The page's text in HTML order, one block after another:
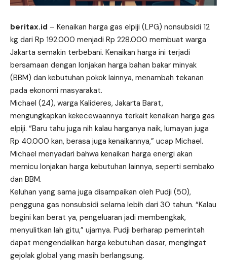
beritax.id – Kenaikan harga gas elpiji (LPG) nonsubsidi 12
kg dari Rp 192.000 menjadi Rp 228.000 membuat warga
Jakarta semakin terbebani. Kenaikan harga ini terjadi
bersamaan dengan lonjakan harga bahan bakar minyak
(BBM) dan kebutuhan pokok lainnya, menambah tekanan
pada ekonomi masyarakat.
Michael (24), warga Kalideres, Jakarta Barat,
mengungkapkan kekecewaannya terkait kenaikan harga gas
elpiji. “Baru tahu juga nih kalau harganya naik, lumayan juga
Rp 40.000 kan, berasa juga kenaikannya,” ucap Michael.
Michael menyadari bahwa kenaikan harga energi akan
memicu lonjakan harga kebutuhan lainnya, seperti sembako
dan BBM.
Keluhan yang sama juga disampaikan oleh Pudji (50),
pengguna gas nonsubsidi selama lebih dari 30 tahun. “Kalau
begini kan berat ya, pengeluaran jadi membengkak,
menyulitkan lah gitu,” ujarnya. Pudji berharap pemerintah
dapat mengendalikan harga kebutuhan dasar, mengingat
gejolak global yang masih berlangsung.